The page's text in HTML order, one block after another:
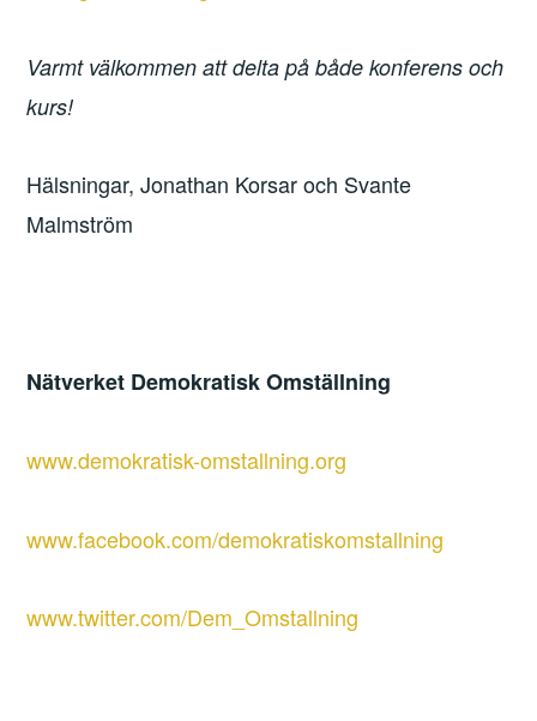
Varmt välkommen att delta på både konferens och
kurs!
Hälsningar, Jonathan Korsar och Svante
Malmström
Nätverket Demokratisk Omställning
www.demokratisk-omstallning.org
www.facebook.com/demokratiskomstallning
www.twitter.com/Dem_Omstallning